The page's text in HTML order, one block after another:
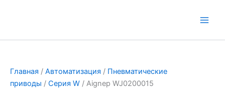
Главная / Автоматизация / Пневматические
приводы / Серия W / Aignep WJ0200015